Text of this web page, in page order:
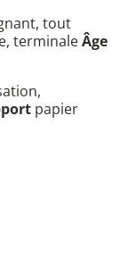
tout
terminaleÂge
papier